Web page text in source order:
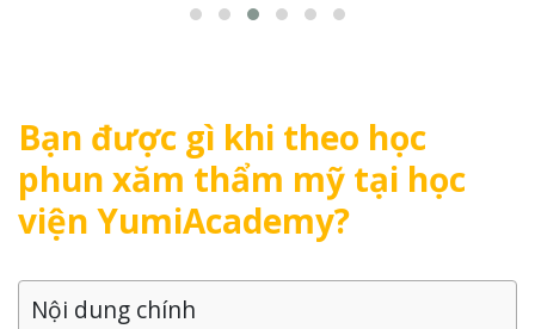
Bạn được gì khi theo học
phun xăm thẩm mỹ tại học
viện YumiAcademy?
Nội dung chính